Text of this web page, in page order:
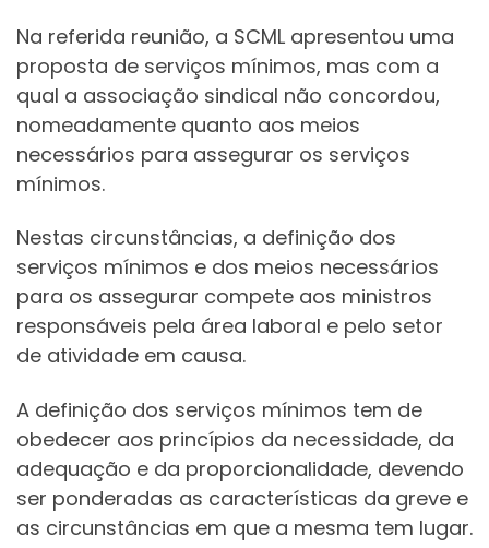
Na referida reunião, a SCML apresentou uma
proposta de serviços mínimos, mas com a
qual a associação sindical não concordou,
nomeadamente quanto aos meios
necessários para assegurar os serviços
mínimos.
Nestas circunstâncias, a definição dos
serviços mínimos e dos meios necessários
para os assegurar compete aos ministros
responsáveis pela área laboral e pelo setor
de atividade em causa.
A definição dos serviços mínimos tem de
obedecer aos princípios da necessidade, da
adequação e da proporcionalidade, devendo
ser ponderadas as características da greve e
as circunstâncias em que a mesma tem lugar.